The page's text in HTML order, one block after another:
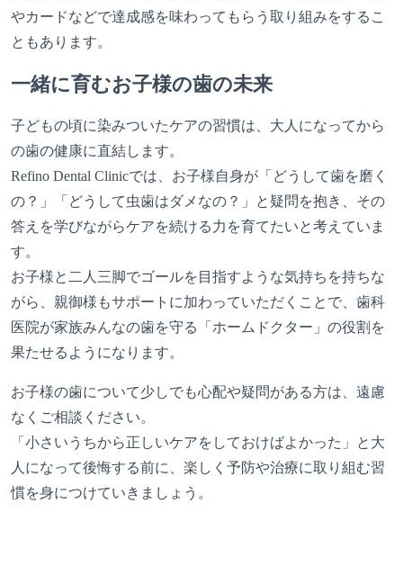
やカードなどで達成感を味わってもらう取り組みをするこ
ともあります。
一緒に育むお子様の歯の未来
子どもの頃に染みついたケアの習慣は、大人になってから
の歯の健康に直結します。
Refino Dental Clinicでは、お子様自身が「どうして歯を磨く
の？」「どうして虫歯はダメなの？」と疑問を抱き、その
答えを学びながらケアを続ける力を育てたいと考えていま
す。
お子様と二人三脚でゴールを目指すような気持ちを持ちな
がら、親御様もサポートに加わっていただくことで、歯科
医院が家族みんなの歯を守る「ホームドクター」の役割を
果たせるようになります。
お子様の歯について少しでも心配や疑問がある方は、遠慮
なくご相談ください。
「小さいうちから正しいケアをしておけばよかった」と大
人になって後悔する前に、楽しく予防や治療に取り組む習
慣を身につけていきましょう。